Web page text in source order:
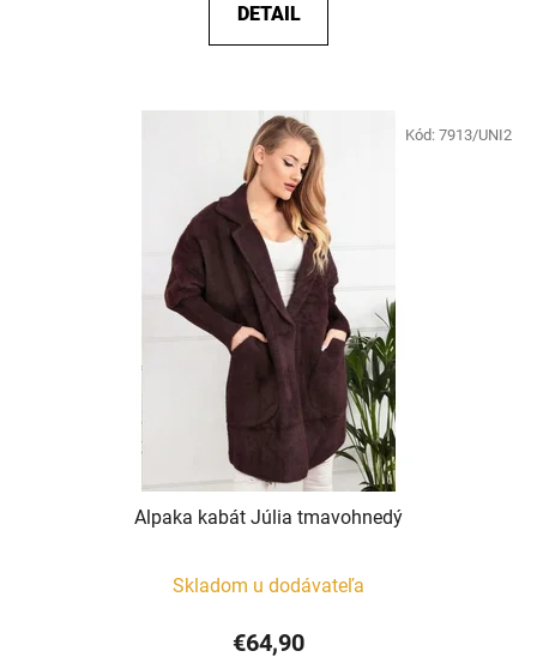
DETAIL
Alpaka kabát Júlia tmavohnedý
Skladom u dodávateľa
€64,90
Kód: 7913/UNI2